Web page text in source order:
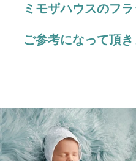
ミモザハウスのフ
ご参考になって頂